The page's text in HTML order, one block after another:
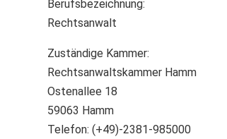
Berufsbezeichnung:
Rechtsanwalt
Zuständige Kammer:
Rechtsanwaltskammer Hamm
Ostenallee 18
59063 Hamm
Telefon: (+49)-2381-985000